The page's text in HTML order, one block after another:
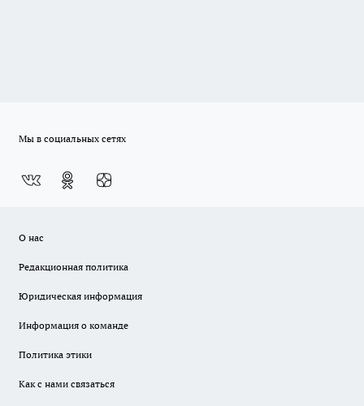
Мы в социальных сетях
О нас
Редакционная политика
Юридическая информация
Информация о команде
Политика этики
Как с нами связаться